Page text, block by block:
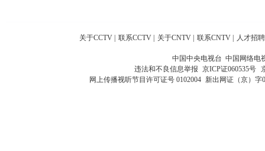
关于CCTV 联系CCTV 关于CNTV 联系CNTV 人才招聘
中国中央电视台 中国网络电
违法和不良信息举报 京ICP证060535号
网上传播视听节目许可证号 0102004 新出网证（京）